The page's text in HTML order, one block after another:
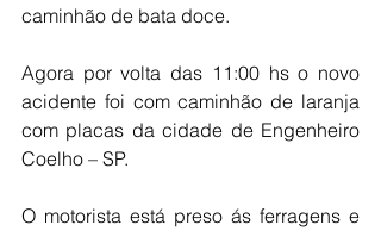
caminhão de bata doce.
Agora por volta das 11:00 hs o novo
acidente foi com caminhão de laranja
com placas da cidade de Engenheiro
Coelho – SP.
O motorista está preso ás ferragens e